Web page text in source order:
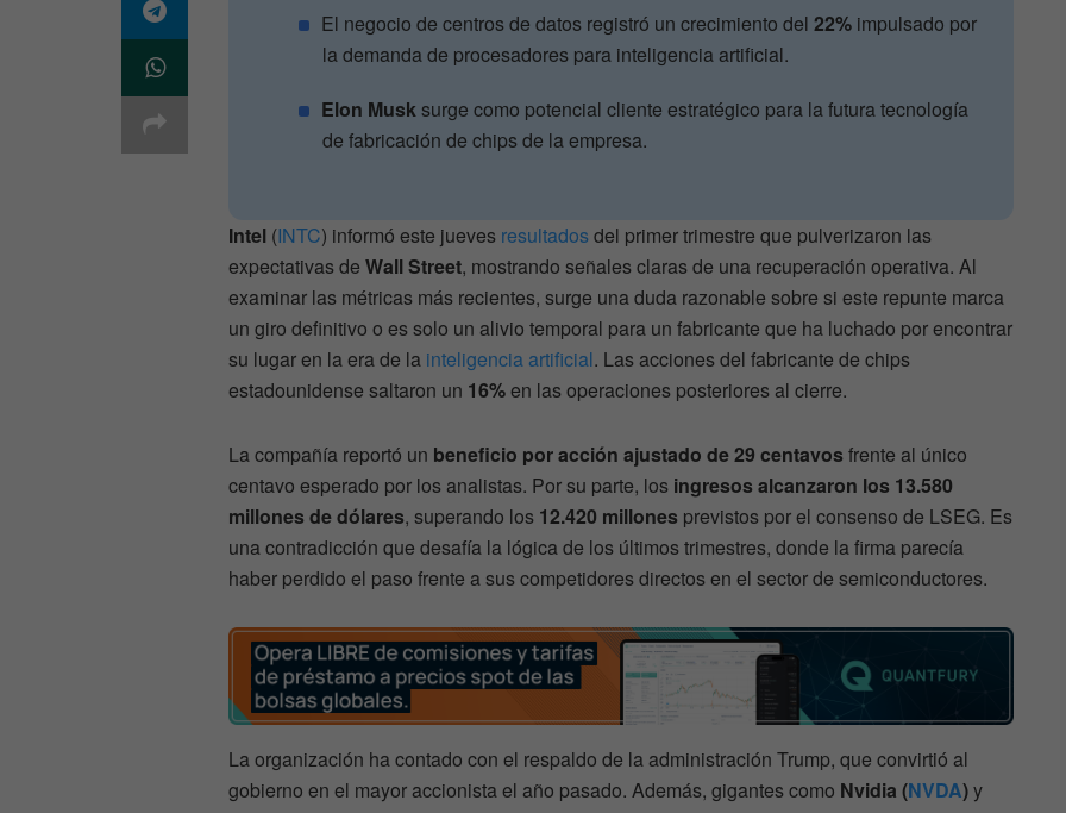
El negocio de centros de datos registró un crecimiento del22% impulsado por
la demanda de procesadores para inteligencia artificial.
Elon Musksurge como potencial cliente estratégico para la futura tecnología
de fabricación de chips de la empresa.
Intel (INTC) informó este jueves resultadosdel primer trimestre que pulverizaron las
expectativas de Wall Street, mostrando señales claras de una recuperación operativa. Al
examinar las métricas más recientes, surge una duda razonable sobre si este repunte marca
un giro definitivo o es solo un alivio temporal para un fabricante que ha luchado por encontrar
su lugar en la era de la inteligencia artificial. Las acciones del fabricante de chips
estadounidense saltaron un 16%en las operaciones posteriores al cierre.
La compañía reportó un beneficio por acción ajustado de 29 centavos frente al único
centavo esperado por los analistas. Por su parte, los ingresos alcanzaron los 13.580
millones de dólares, superando los 12.420 millones previstos por el consenso de LSEG. Es
una contradicción que desafía la lógica de los últimos trimestres, donde la firma parecía
haber perdido el paso frente a sus competidores directos en el sector de semiconductores.
La organización ha contado con el respaldo de la administración Trump, que convirtió al
gobierno en el mayor accionista el año pasado. Además, gigantes como Nvidia (NVDA)y